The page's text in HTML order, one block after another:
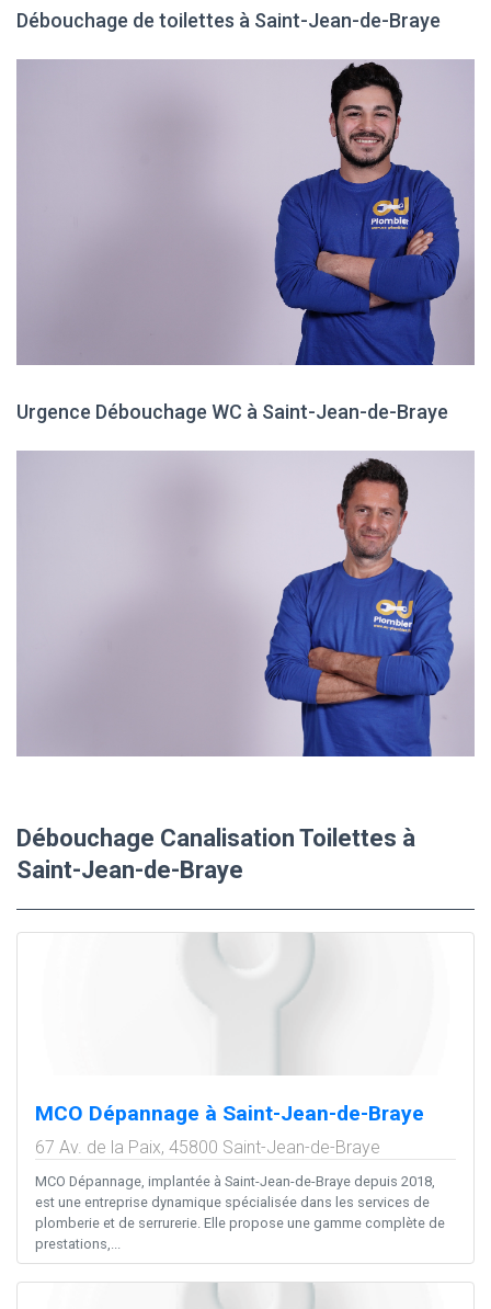
Débouchage de toilettes à Saint-Jean-de-Braye
Urgence Débouchage WC à Saint-Jean-de-Braye
Débouchage Canalisation Toilettes à
Saint-Jean-de-Braye
MCO Dépannage à Saint-Jean-de-Braye
67 Av. de la Paix, 45800 Saint-Jean-de-Braye
MCO Dépannage, implantée à Saint-Jean-de-Braye depuis 2018,
est une entreprise dynamique spécialisée dans les services de
plomberie et de serrurerie. Elle propose une gamme complète de
prestations,...